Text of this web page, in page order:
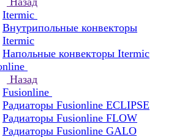
Itermic
Внутрипольные конвекторы
Itermic
Напольные конвекторы Itermic
Назад
Fusionline
Радиаторы Fusionline ECLIPSE
Радиаторы Fusionline FLOW
Радиаторы Fusionline GALO